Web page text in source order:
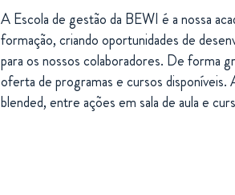
A Escola de gestão da BEWI é a nossa
formação, criando oportunidades de
para os nossos colaboradores. De forma
oferta de programas e cursos disponíveis.
blended, entre ações em sala de aula e